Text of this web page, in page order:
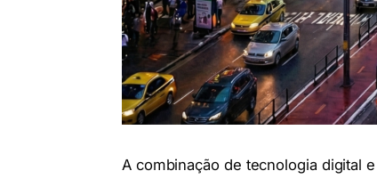
A combinação de tecnologia digital